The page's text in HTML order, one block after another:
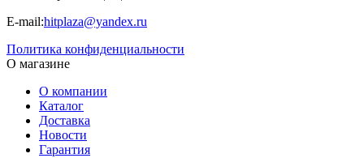
E-mail:hitplaza@yandex.ru
Политика конфиденциальности
О магазине
О компании
Каталог
Доставка
Новости
Гарантия